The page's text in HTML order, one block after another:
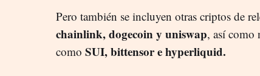
Pero también se incluyen otras criptos de
chainlink, dogecoin y uniswap, así como
como SUI, bittensor e hyperliquid.